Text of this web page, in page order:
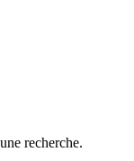
recherche.